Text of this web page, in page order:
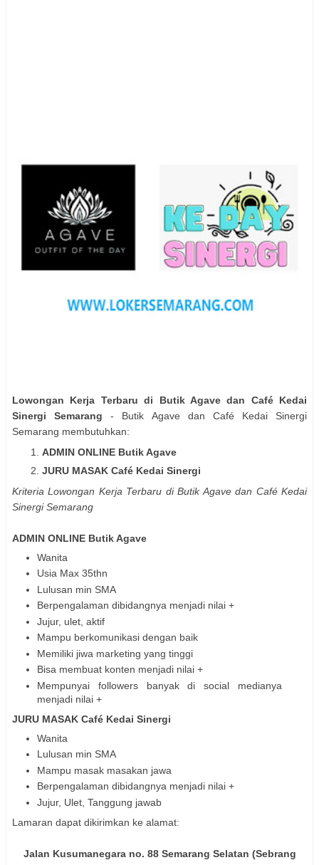
Lowongan Kerja Terbaru di Butik Agave dan Café Kedai
Sinergi Semarang - Butik Agave dan Café Kedai Sinergi
Semarang membutuhkan:
ADMIN ONLINE Butik Agave
JURU MASAK Café Kedai Sinergi
Kriteria Lowongan Kerja Terbaru di Butik Agave dan Café Kedai
Sinergi Semarang
ADMIN ONLINE Butik Agave
Wanita
Usia Max 35thn
Lulusan min SMA
Berpengalaman dibidangnya menjadi nilai +
Jujur, ulet, aktif
Mampu berkomunikasi dengan baik
Memiliki jiwa marketing yang tinggi
Bisa membuat konten menjadi nilai +
Mempunyai followers banyak di social medianya
menjadi nilai +
JURU MASAK Café Kedai Sinergi
Wanita
Lulusan min SMA
Mampu masak masakan jawa
Berpengalaman dibidangnya menjadi nilai +
Jujur, Ulet, Tanggung jawab
Lamaran dapat dikirimkan ke alamat:
Jalan Kusumanegara no. 88 Semarang Selatan (Sebrang